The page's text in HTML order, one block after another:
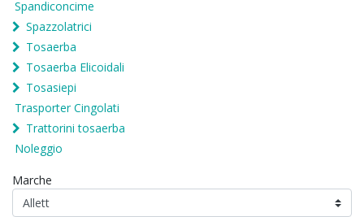
Spandiconcime
Spazzolatrici
Tosaerba
Tosaerba Elicoidali
Tosasiepi
Trasporter Cingolati
Trattorini tosaerba
Noleggio
Marche